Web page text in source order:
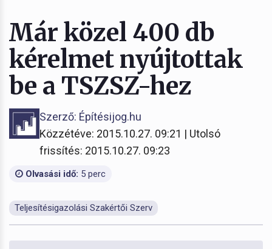
Már közel 400 db
kérelmet nyújtottak
be a TSZSZ-hez
Szerző: Építésijog.hu
Közzétéve: 2015.10.27. 09:21 | Utolsó
frissítés: 2015.10.27. 09:23
Olvasási idő: 5 perc
Teljesítésigazolási Szakértői Szerv